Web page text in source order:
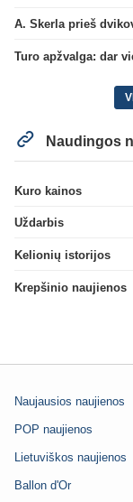
Turo apžvalga: dar
Naudingos
Kuro kainos
Uždarbis
Kelionių istorijos
Krepšinio naujienos
Naujausios naujienos
POP naujienos
Lietuviškos naujienos
Ballon d'Or